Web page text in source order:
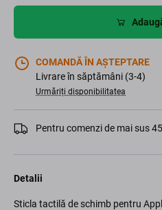
COMANDĂ ÎN AȘTEPTARE
Livrare în săptămâni (3-4)
Urmăriți disponibilitatea
Pentru comenzi de mai sus
Detalii
Sticla tactilă de schimb pentru